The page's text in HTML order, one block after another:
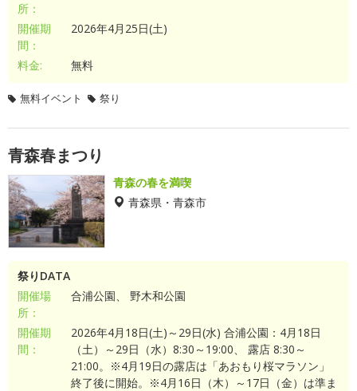
所：
開催期
間：
2026年4月25日(土)
料金: 無料
無料イベント 祭り
青森春まつり
青森の春を満喫
青森県・青森市
祭りDATA
開催場
所：
合浦公園、 野木和公園
開催期
間：
2026年4月18日(土)～29日(水) 合浦公園：4月18日
（土）～29日（水）8:30～19:00、 露店 8:30～
21:00。※4月19日の露店は「あおもり桜マラソン」
終了後に開始。※4月16日（木）～17日（金）は準ま